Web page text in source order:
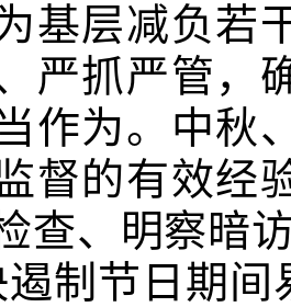
基层减负若
严抓严管，
作为。中秋
督的有效经
查、明察暗
制节日期